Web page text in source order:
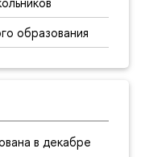
образования
в декабре